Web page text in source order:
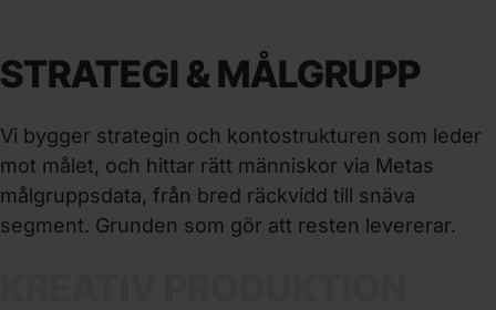
STRATEGI & MÅLGRUPP
Vi bygger strategin och kontostrukturen som leder
mot målet, och hittar rätt människor via Metas
målgruppsdata, från bred räckvidd till snäva
segment. Grunden som gör att resten levererar.